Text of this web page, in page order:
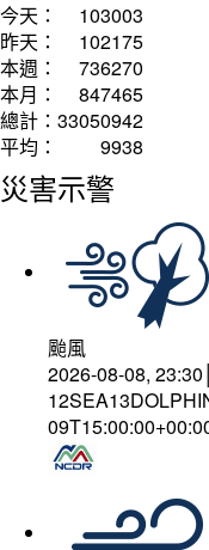
今天：
103003
昨天：
102175
本週：
736270
本月：
847465
總計： 33050942
平均：
9938
災害示警
颱風
2026-08-08,